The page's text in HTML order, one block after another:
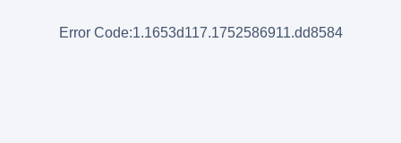
Error Code:1.1653d117.1752586911.dd8584